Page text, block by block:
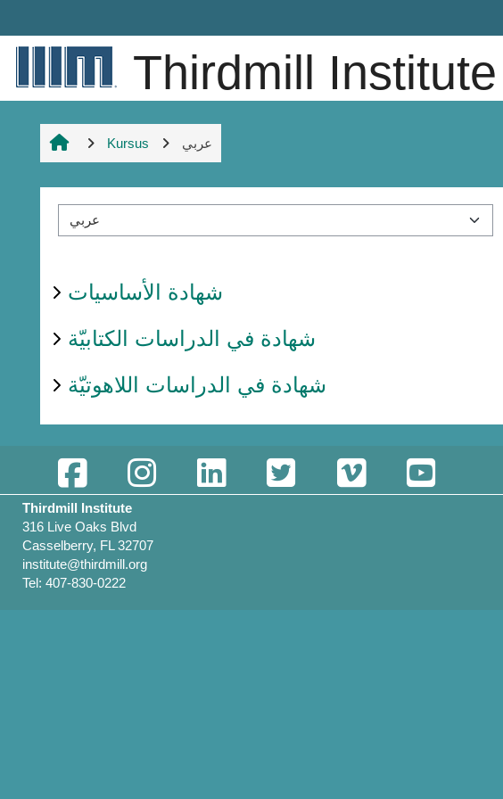
Thirdmill Institute
Kursus عربي
شهادة الأساسيات
شهادة في الدراسات الكتابيّة
شهادة في الدراسات اللاهوتيّة
Thirdmill Institute
316 Live Oaks Blvd
Casselberry, FL 32707
institute@thirdmill.org
Tel: 407-830-0222